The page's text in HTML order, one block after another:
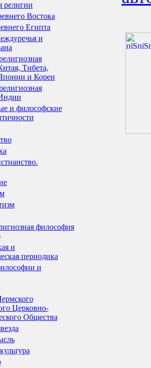
религии
Востока
Египта
и
Тибета,
и Кореи
и философские
философия
и
периодика
и
Церковно-
Общества